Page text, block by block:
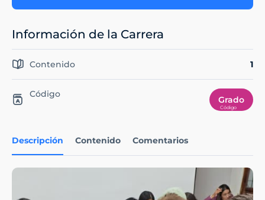
Descripción Contenido Comentarios
Información de la Carrera
Contenido 1
Código
Grado